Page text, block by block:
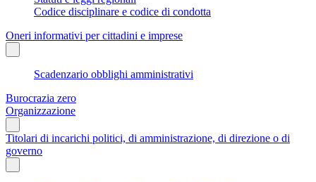
Codice disciplinare e codice di condotta
Oneri informativi per cittadini e imprese
Scadenzario obblighi amministrativi
Burocrazia zero
Organizzazione
Titolari di incarichi politici, di amministrazione, di direzione o di
governo